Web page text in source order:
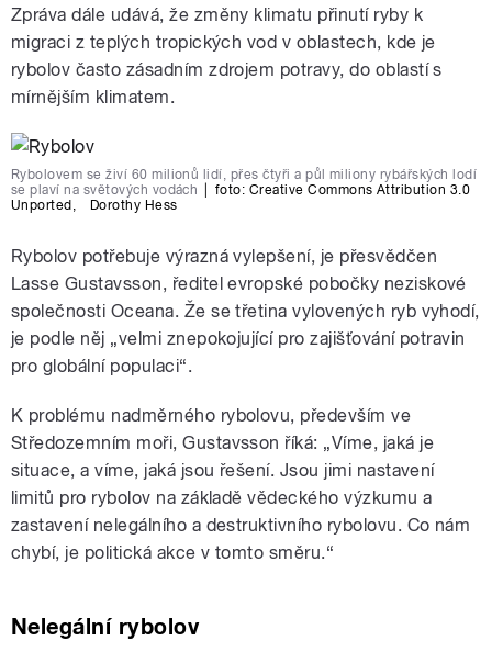
Zpráva dále udává, že změny klimatu přinutí ryby k
migraci z teplých tropických vod v oblastech, kde je
rybolov často zásadním zdrojem potravy, do oblastí s
mírnějším klimatem.
Rybolovem se živí 60 milionů lidí, přes čtyři a půl miliony rybářských lodí
se plaví na světových vodách
foto: Creative Commons Attribution 3.0
Unported , Dorothy Hess
Rybolov potřebuje výrazná vylepšení, je přesvědčen
Lasse Gustavsson, ředitel evropské pobočky neziskové
společnosti Oceana. Že se třetina vylovených ryb vyhodí,
je podle něj „velmi znepokojující pro zajišťování potravin
pro globální populaci“.
K problému nadměrného rybolovu, především ve
Středozemním moři, Gustavsson říká: „Víme, jaká je
situace, a víme, jaká jsou řešení. Jsou jimi nastavení
limitů pro rybolov na základě vědeckého výzkumu a
zastavení nelegálního a destruktivního rybolovu. Co nám
chybí, je politická akce v tomto směru.“
Nelegální rybolov